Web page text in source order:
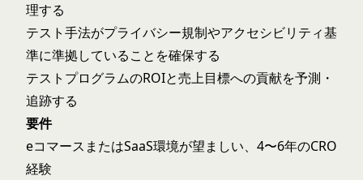
理する
テスト手法がプライバシー規制やアクセシビリティ基
準に準拠していることを確保する
テストプログラムのROIと売上目標への貢献を予測・
追跡する
要件
eコマースまたはSaaS環境が望ましい、4〜6年のCRO
経験